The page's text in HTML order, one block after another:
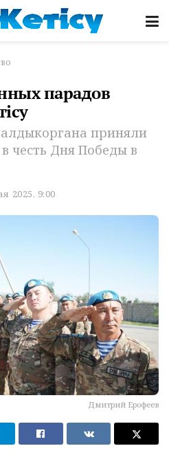
парадов
приняли
честь Дня Победы в
2025, 9:00
Дмитрий Ерофеев